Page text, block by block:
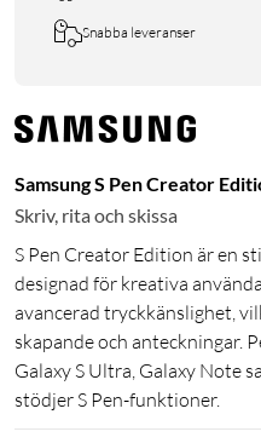
Snabba leveranser
Samsung S Pen Creator
Skriv, rita och skissa
S Pen Creator Edition är en
designad för kreativa
avancerad tryckkänslighet,
skapande och anteckningar.
Galaxy S Ultra, Galaxy Note
stödjer S Pen-funktioner.